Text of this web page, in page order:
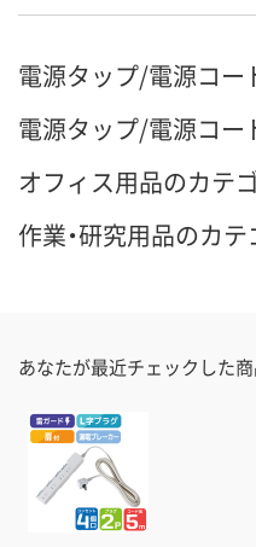
電源タップ/電源コー
電源タップ/電源コー
オフィス用品のカテ
作業・研究用品のカ
あなたが最近チェックした